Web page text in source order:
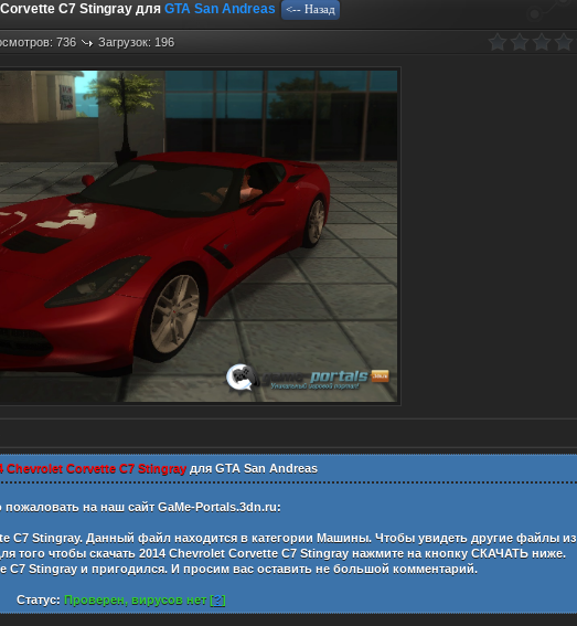
C7 Stingray для GTA San Andreas
736 Загрузок: 196
Chevrolet Corvette C7 Stingray для GTA San Andreas
пожаловать на наш сайт GaMe-Portals.3dn.ru:
C7 Stingray. Данный файл находится в категории Машины. Чтобы увидеть другие файлы из
того чтобы скачать 2014 Chevrolet Corvette C7 Stingray нажмите на кнопку СКАЧАТЬ ниже.
C7 Stingray и пригодился. И просим вас оставить не большой комментарий.
Статус: Проверен, вирусов нет [?]